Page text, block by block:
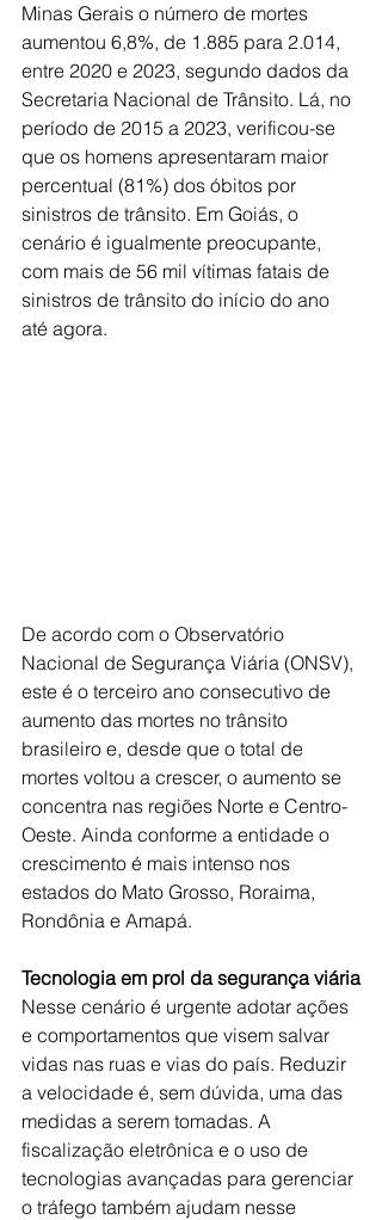
Minas Gerais o número de mortes
aumentou 6,8%, de 1.885 para 2.014,
entre 2020 e 2023, segundo dados da
Secretaria Nacional de Trânsito. Lá, no
período de 2015 a 2023, verificou-se
que os homens apresentaram maior
percentual (81%) dos óbitos por
sinistros de trânsito.​ Em Goiás, o
cenário é igualmente preocupante,
com mais de 56 mil vítimas fatais de
sinistros de trânsito do início do ano
até agora.
De acordo com o Observatório
Nacional de Segurança Viária (ONSV),
este é o terceiro ano consecutivo de
aumento das mortes no trânsito
brasileiro e, desde que o total de
mortes voltou a crescer, o aumento se
concentra nas regiões Norte e Centro-
Oeste. Ainda conforme a entidade o
crescimento é mais intenso nos
estados do Mato Grosso, Roraima,
Rondônia e Amapá.
Tecnologia em prol da segurança viária
Nesse cenário é urgente adotar ações
e comportamentos que visem salvar
vidas nas ruas e vias do país. Reduzir
a velocidade é, sem dúvida, uma das
medidas a serem tomadas. A
fiscalização eletrônica e o uso de
tecnologias avançadas para gerenciar
o tráfego também ajudam nesse